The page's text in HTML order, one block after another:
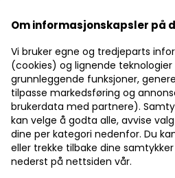
Trygg handel med Klarna/
Rask levering av
Halv pris på frakt
Informasjon
Produsent
Om informasjonskapsler på
Vi bruker egne og tredjeparts
(cookies) og lignende teknologier
grunnleggende funksjoner,
tilpasse markedsføring og
brukerdata med partnere).
kan velge å godta alle, avvise
dine per kategori nedenfor. Du
eller trekke tilbake dine
nederst på nettsiden vår.